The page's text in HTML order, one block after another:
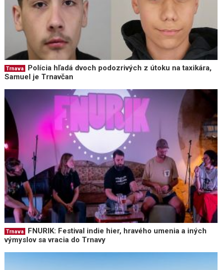
Trnava
Polícia hľadá dvoch podozrivých z útoku na taxikára,
Samuel je Trnavčan
Trnava
FNURIK: Festival indie hier, hravého umenia a iných
výmyslov sa vracia do Trnavy